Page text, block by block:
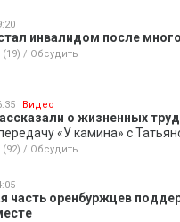
инвалидом после
/ Обсудить
Видео
о жизненных
«У камина» с
/ Обсудить
часть оренбуржцев